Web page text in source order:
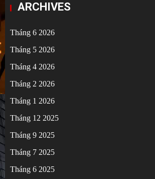
ARCHIVES
Tháng 6 2026
Tháng 5 2026
Tháng 4 2026
Tháng 2 2026
Tháng 1 2026
Tháng 12 2025
Tháng 9 2025
Tháng 7 2025
Tháng 6 2025